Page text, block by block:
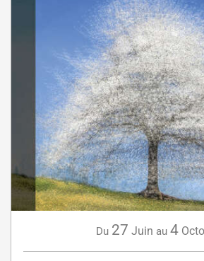
Du 27 Juin au 4